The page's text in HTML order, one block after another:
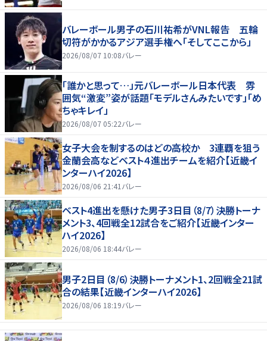
バレーボール男子の石川祐希がVNL報告 五輪
切符がかかるアジア選手権へ「そしてここから」
2026/08/07 10:08バレー
「誰かと思って…」元バレーボール日本代表 雰
囲気“激変”姿が話題「モデルさんみたいです」「め
ちゃキレイ」
2026/08/07 05:22バレー
女子大会を制するのはどの高校か 3連覇を狙う
金蘭会高などベスト４進出チームを紹介【近畿イ
ンターハイ2026】
2026/08/06 21:41 バレー
ベスト4進出を懸けた男子3日目（8/7）決勝トーナ
メント3、4回戦全12試合をご紹介【近畿インター
ハイ2026】
2026/08/06 18:44バレー
男子2日目（8/6）決勝トーナメント1、2回戦全21試
合の結果【近畿インターハイ2026】
2026/08/06 18:19バレー